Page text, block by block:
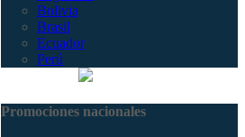
Bolivia
Brasil
Ecuador
Perú
Promociones nacionales